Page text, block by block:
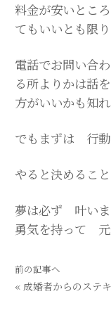
料金が安いとこ
てもいいとも限り
電話でお問い合
る所よりかは話
方がいいかも知れ
でもまずは 行動
やると決めること
夢は必ず 叶い
勇気を持って 元
前の記事へ
« 成婚者からのステ